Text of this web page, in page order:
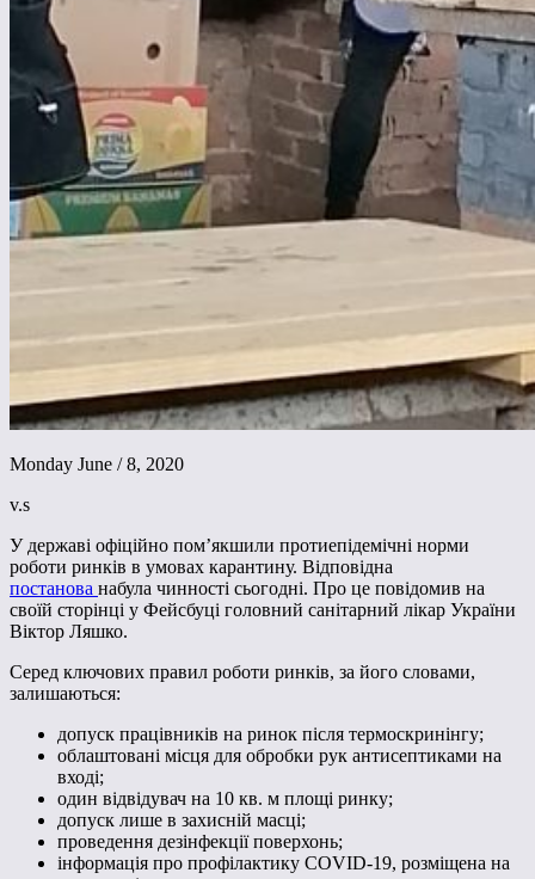
Monday June / 8, 2020
v.s
У державі офіційно пом’якшили протиепідемічні норми
роботи ринків в умовах карантину. Відповідна
постанова набула чинності сьогодні. Про це повідомив на
своїй сторінці у Фейсбуці головний санітарний лікар України
Віктор Ляшко.
Серед ключових правил роботи ринків, за його словами,
залишаються:
допуск працівників на ринок після термоскринінгу;
облаштовані місця для обробки рук антисептиками на
вході;
один відвідувач на 10 кв. м площі ринку;
допуск лише в захисній масці;
проведення дезінфекції поверхонь;
інформація про профілактику COVID-19, розміщена на